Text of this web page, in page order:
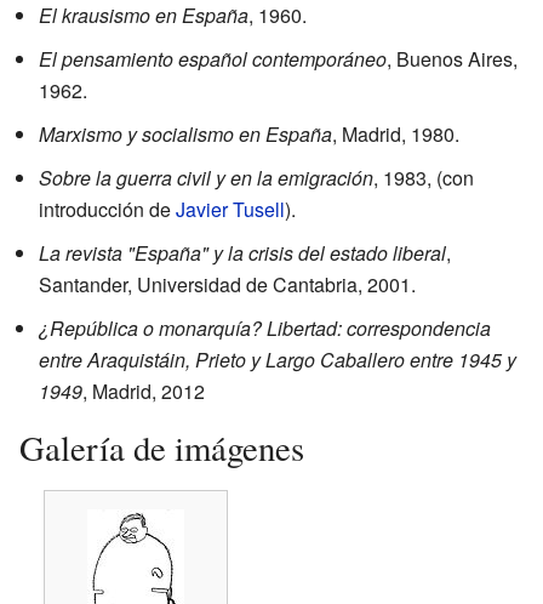
El krausismo en España, 1960.
El pensamiento español contemporáneo, Buenos Aires,
1962.
Marxismo y socialismo en España, Madrid, 1980.
Sobre la guerra civil y en la emigración, 1983, (con
introducción deJavier Tusell).
La revista "España" y la crisis del estado liberal,
Santander, Universidad de Cantabria, 2001.
¿República o monarquía? Libertad: correspondencia
entre Araquistáin, Prieto y Largo Caballero entre 1945 y
1949, Madrid, 2012
Galería de imágenes